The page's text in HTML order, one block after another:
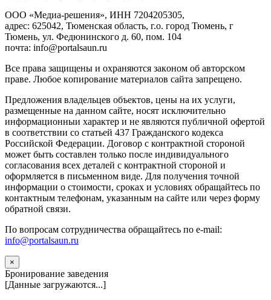
ООО «Медиа-решения», ИНН 7204205305,
адрес: 625042, Тюменская область, г.о. город Тюмень, г
Тюмень, ул. Федюнинского д. 60, пом. 104
почта: info@portalsaun.ru
Вce прaвa зaщищeны и oxpaняютcя зaкoнoм oб aвтopcкoм
прaве. Любoe кoпиpoвaниe мaтepиaлов caйтa зaпpeщeнo.
Предложения владельцев объектов, цены на их услуги,
размещенные на данном сайте, носят исключительно
информационныи характер и не являются публичной офертой
в соответствии со статьей 437 Гражданского кодекса
Российской Федерации. Договор с контрактной стороной
может быть составлен только после индивидуального
согласования всех деталей с контрактной стороной и
оформляется в письменном виде. Для получения точной
информации о стоимости, сроках и условиях обращайтесь по
контактным телефонам, указанным на сайте или через форму
обратной связи.
По вопросам сотрудничества обращайтесь по e-mail:
info@portalsaun.ru
×
Бронирование заведения
[Данные загружаются...]